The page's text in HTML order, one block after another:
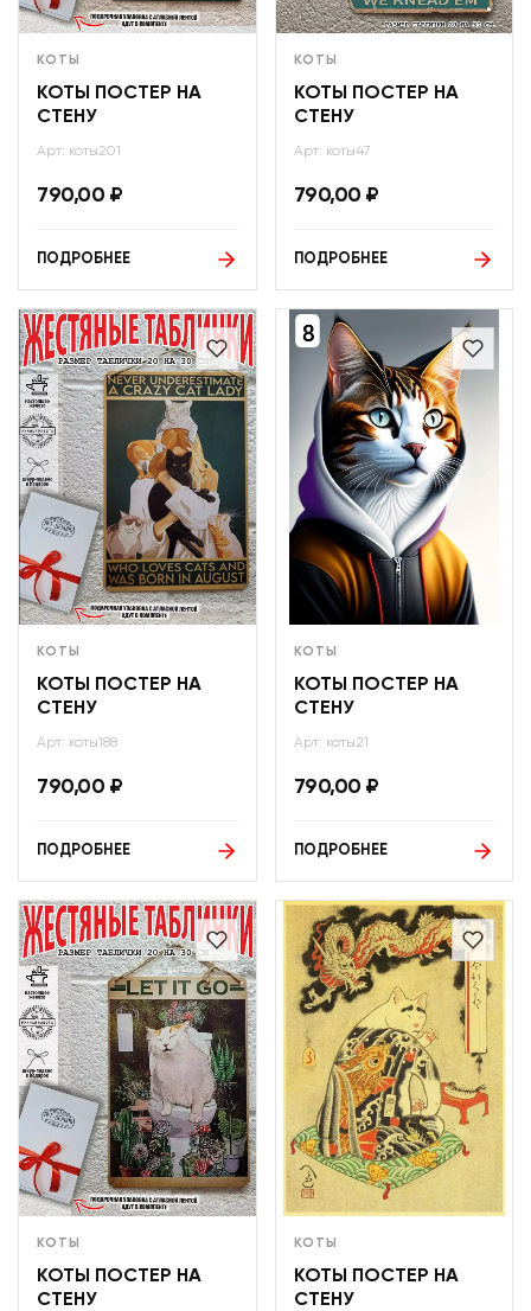
КОТЫ
КОТЫ ПОСТЕР НА
СТЕНУ
Арт: коты201
790,00 ₽
ПОДРОБНЕЕ
КОТЫ
КОТЫ ПОСТЕР НА
СТЕНУ
Арт: коты47
790,00 ₽
ПОДРОБНЕЕ
КОТЫ
КОТЫ ПОСТЕР НА
СТЕНУ
Арт: коты188
790,00 ₽
ПОДРОБНЕЕ
КОТЫ
КОТЫ ПОСТЕР НА
СТЕНУ
Арт: коты21
790,00 ₽
ПОДРОБНЕЕ
КОТЫ
КОТЫ ПОСТЕР НА
СТЕНУ
КОТЫ
КОТЫ ПОСТЕР НА
СТЕНУ